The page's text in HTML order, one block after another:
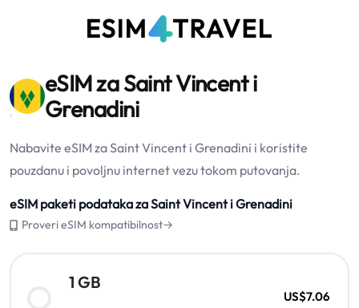
eSIM za Saint Vincent i
Grenadini
Nabavite eSIM za Saint Vincent i Grenadini i koristite
pouzdanu i povoljnu internet vezu tokom putovanja.
eSIM paketi podataka za Saint Vincent i Grenadini
Proveri eSIM kompatibilnost→
1 GB
US$7.06